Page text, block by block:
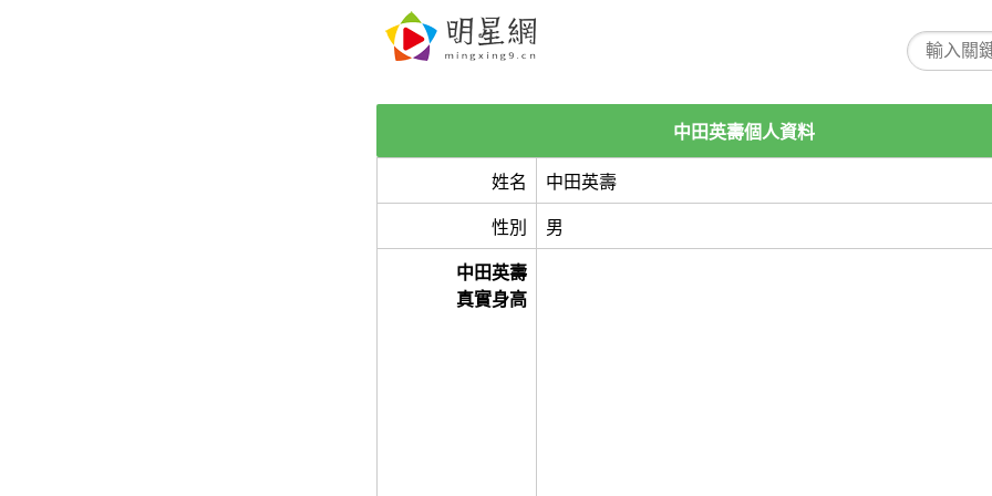
中田英壽個人資料
姓名 中田英壽
性別 男
中田英壽
真實身高